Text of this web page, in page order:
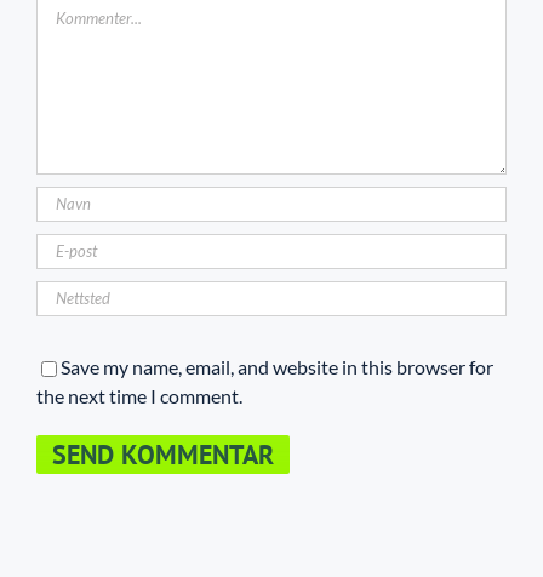
Save my name, email, and website in this browser for
the next time I comment.